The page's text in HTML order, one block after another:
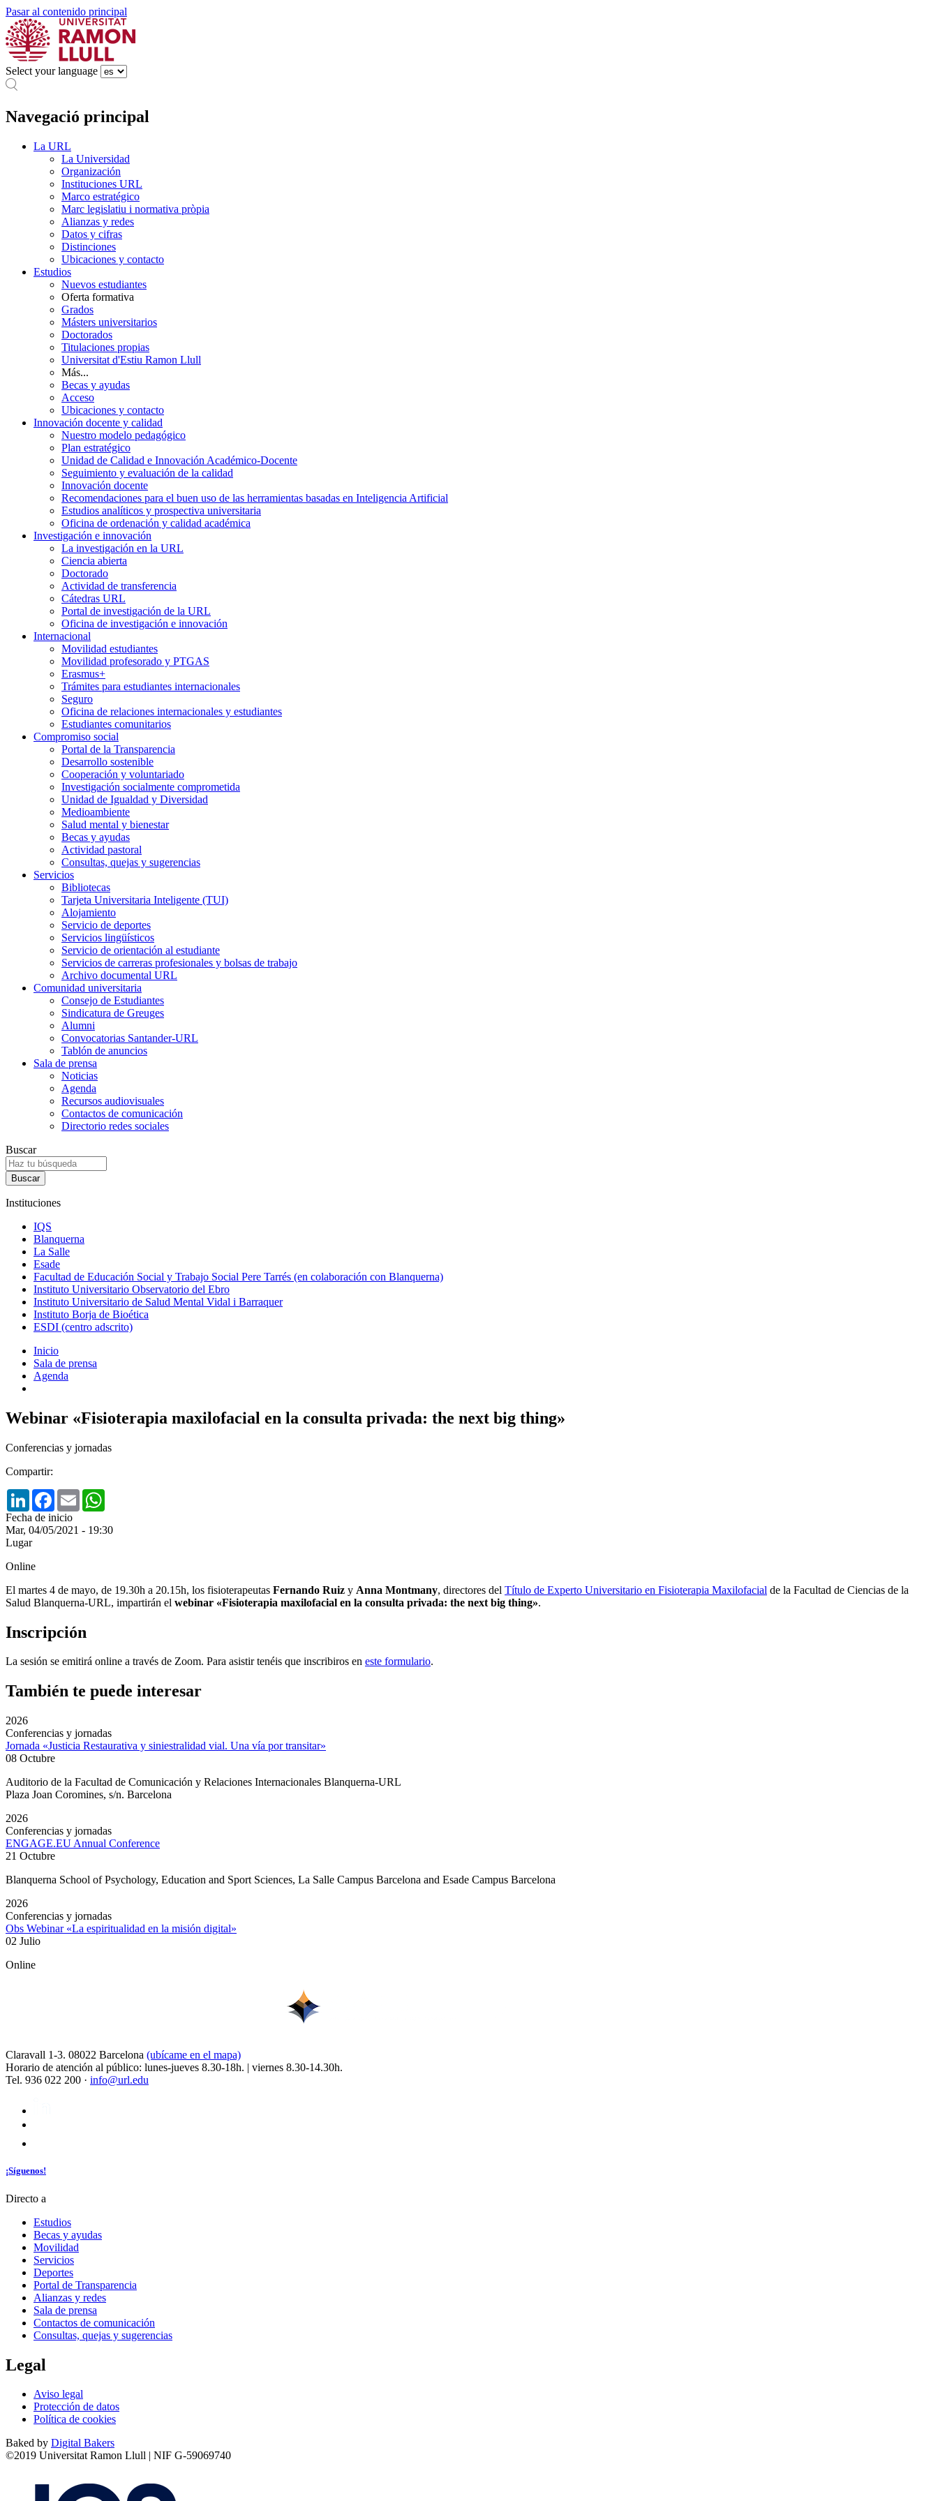
Pasar al contenido principal
Select your language
Navegació principal
La URL
La Universidad
Organización
Instituciones URL
Marco estratégico
Marc legislatiu i normativa pròpia
Alianzas y redes
Datos y cifras
Distinciones
Ubicaciones y contacto
Estudios
Nuevos estudiantes
Oferta formativa
Grados
Másters universitarios
Doctorados
Titulaciones propias
Universitat d'Estiu Ramon Llull
Más...
Becas y ayudas
Acceso
Ubicaciones y contacto
Innovación docente y calidad
Nuestro modelo pedagógico
Plan estratégico
Unidad de Calidad e Innovación Académico-Docente
Seguimiento y evaluación de la calidad
Innovación docente
Recomendaciones para el buen uso de las herramientas basadas en Inteligencia Artificial
Estudios analíticos y prospectiva universitaria
Oficina de ordenación y calidad académica
Investigación e innovación
La investigación en la URL
Ciencia abierta
Doctorado
Actividad de transferencia
Cátedras URL
Portal de investigación de la URL
Oficina de investigación e innovación
Internacional
Movilidad estudiantes
Movilidad profesorado y PTGAS
Erasmus+
Trámites para estudiantes internacionales
Seguro
Oficina de relaciones internacionales y estudiantes
Estudiantes comunitarios
Compromiso social
Portal de la Transparencia
Desarrollo sostenible
Cooperación y voluntariado
Investigación socialmente comprometida
Unidad de Igualdad y Diversidad
Medioambiente
Salud mental y bienestar
Becas y ayudas
Actividad pastoral
Consultas, quejas y sugerencias
Servicios
Bibliotecas
Tarjeta Universitaria Inteligente (TUI)
Alojamiento
Servicio de deportes
Servicios lingüísticos
Servicio de orientación al estudiante
Servicios de carreras profesionales y bolsas de trabajo
Archivo documental URL
Comunidad universitaria
Consejo de Estudiantes
Sindicatura de Greuges
Alumni
Convocatorias Santander-URL
Tablón de anuncios
Sala de prensa
Noticias
Agenda
Recursos audiovisuales
Contactos de comunicación
Directorio redes sociales
Buscar
Instituciones
IQS
Blanquerna
La Salle
Esade
Facultad de Educación Social y Trabajo Social Pere Tarrés (en colaboración con Blanquerna)
Instituto Universitario Observatorio del Ebro
Instituto Universitario de Salud Mental Vidal i Barraquer
Instituto Borja de Bioética
ESDI (centro adscrito)
Inicio
Sala de prensa
Agenda
Webinar «Fisioterapia maxilofacial en la consulta privada: the next big thing»
Conferencias y jornadas
Compartir:
LinkedInFacebook
Email
Fecha de inicio
Mar, 04/05/2021 - 19:30
Lugar
Online
El martes 4 de mayo, de 19.30h a 20.15h, los fisioterapeutas Fernando Ruiz y Anna Montmany, directores del Título de Experto Universitario en Fisioterapia Maxilofacial de la Facultad de Ciencias de la
Salud Blanquerna-URL, impartirán el webinar «Fisioterapia maxilofacial en la consulta privada: the next big thing».
Inscripción
La sesión se emitirá online a través de Zoom. Para asistir tenéis que inscribiros en este formulario.
También te puede interesar
2026
Conferencias y jornadas
Jornada «Justicia Restaurativa y siniestralidad vial. Una vía por transitar»
08 Octubre
Auditorio de la Facultad de Comunicación y Relaciones Internacionales Blanquerna-URL
Plaza Joan Coromines, s/n. Barcelona
2026
Conferencias y jornadas
ENGAGE.EU Annual Conference
21 Octubre
Blanquerna School of Psychology, Education and Sport Sciences, La Salle Campus Barcelona and Esade Campus Barcelona
2026
Conferencias y jornadas
Obs Webinar «La espiritualidad en la misión digital»
02 Julio
Online
Claravall 1-3. 08022 Barcelona (ubícame en el mapa)
Horario de atención al público: lunes-jueves 8.30-18h. | viernes 8.30-14.30h.
Tel. 936 022 200 · info@url.edu
¡Síguenos!
Directo a
Estudios
Becas y ayudas
Movilidad
Servicios
Deportes
Portal de Transparencia
Alianzas y redes
Sala de prensa
Contactos de comunicación
Consultas, quejas y sugerencias
Legal
Aviso legal
Protección de datos
Política de cookies
Baked by Digital Bakers
©2019 Universitat Ramon Llull | NIF G-59069740